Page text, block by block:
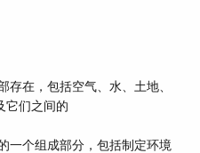
在，包括空气、水、土地、
它们之间的
个组成部分，包括制定环境